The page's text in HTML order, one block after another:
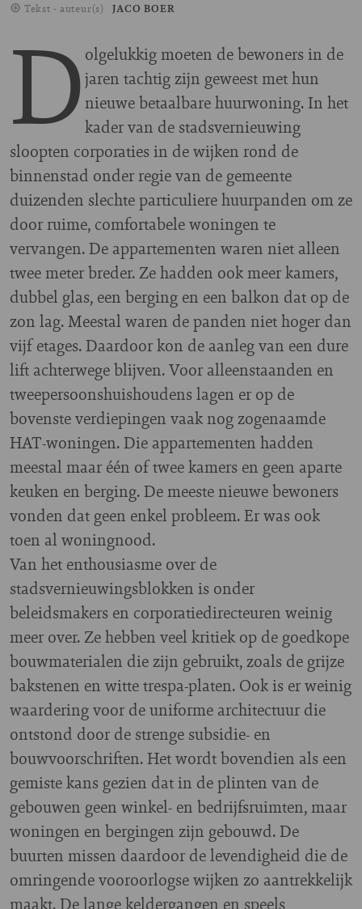
Tekst - auteur(s) JACO BOER
D olgelukkig moeten de bewoners in de
jaren tachtig zijn geweest met hun
nieuwe betaalbare huurwoning. In het
kader van de stadsvernieuwing
sloopten corporaties in de wijken rond de
binnenstad onder regie van de gemeente
duizenden slechte particuliere huurpanden om ze
door ruime, comfortabele woningen te
vervangen. De appartementen waren niet alleen
twee meter breder. Ze hadden ook meer kamers,
dubbel glas, een berging en een balkon dat op de
zon lag. Meestal waren de panden niet hoger dan
vijf etages. Daardoor kon de aanleg van een dure
lift achterwege blijven. Voor alleenstaanden en
tweepersoonshuishoudens lagen er op de
bovenste verdiepingen vaak nog zogenaamde
HAT-woningen. Die appartementen hadden
meestal maar één of twee kamers en geen aparte
keuken en berging. De meeste nieuwe bewoners
vonden dat geen enkel probleem. Er was ook
toen al woningnood.
Van het enthousiasme over de
stadsvernieuwingsblokken is onder
beleidsmakers en corporatiedirecteuren weinig
meer over. Ze hebben veel kritiek op de goedkope
bouwmaterialen die zijn gebruikt, zoals de grijze
bakstenen en witte trespa-platen. Ook is er weinig
waardering voor de uniforme architectuur die
ontstond door de strenge subsidie- en
bouwvoorschriften. Het wordt bovendien als een
gemiste kans gezien dat in de plinten van de
gebouwen geen winkel- en bedrijfsruimten, maar
woningen en bergingen zijn gebouwd. De
buurten missen daardoor de levendigheid die de
omringende vooroorlogse wijken zo aantrekkelijk
maakt. De lange keldergangen en speels